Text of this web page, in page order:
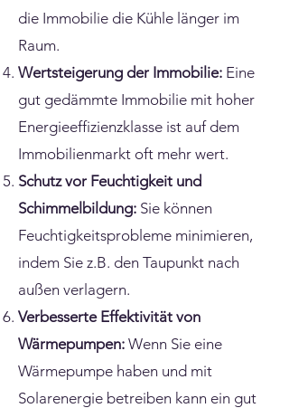
die Immobilie die Kühle länger im
Raum.
Wertsteigerung der Immobilie: Eine
gut gedämmte Immobilie mit hoher
Energieeffizienzklasse ist auf dem
Immobilienmarkt oft mehr wert.
Schutz vor Feuchtigkeit und
Schimmelbildung: Sie können
Feuchtigkeitsprobleme minimieren,
indem Sie z.B. den Taupunkt nach
außen verlagern.
Verbesserte Effektivität von
Wärmepumpen: Wenn Sie eine
Wärmepumpe haben und mit
Solarenergie betreiben kann ein gut